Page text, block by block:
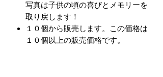
写真は子供の頃の喜びとメモリーを
取り戻します！
１０個から販売します。この価格は
１０個以上の販売価格です。